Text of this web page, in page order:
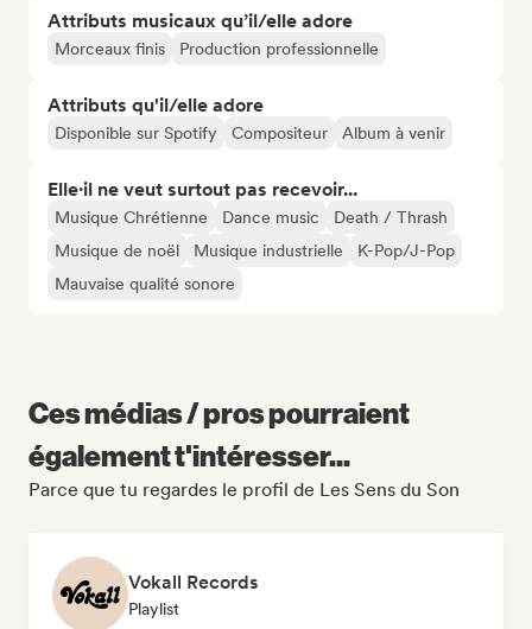
Attributs musicaux qu’il/elle adore
Morceaux finis Production professionnelle
Attributs qu'il/elle adore
Disponible sur Spotify Compositeur Album à venir
Elle·il ne veut surtout pas recevoir...
Musique Chrétienne Dance music
Death / Thrash
Musique de noël
Musique industrielle
K-Pop/J-Pop
Mauvaise qualité sonore
Ces médias / pros pourraient
également t'intéresser...
Parce que tu regardes le profil de Les Sens du Son
Vokall Records
Playlist